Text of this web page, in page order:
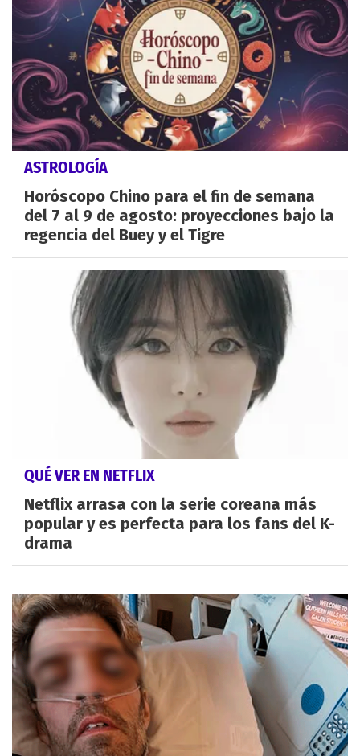
ASTROLOGÍA
Horóscopo Chino para el fin de semana
del 7 al 9 de agosto: proyecciones bajo la
regencia del Buey y el Tigre
QUÉ VER EN NETFLIX
Netflix arrasa con la serie coreana más
popular y es perfecta para los fans del K-
drama